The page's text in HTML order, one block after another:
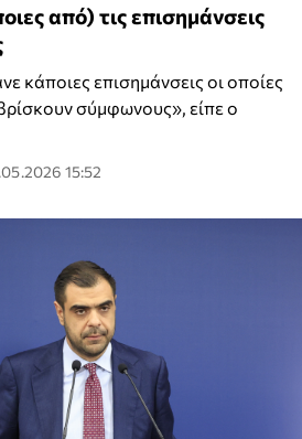
από) τις επισημάνσεις
κάποιες επισημάνσεις οι οποίες
σύμφωνους», είπε ο
15:52